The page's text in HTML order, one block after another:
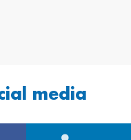
media